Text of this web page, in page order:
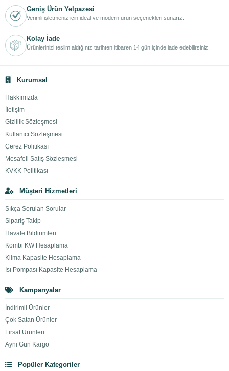
Geniş Ürün Yelpazesi
Verimli işletmeniz için ideal ve modern ürün seçenekleri sunarız.
Kolay İade
Ürünlerinizi teslim aldığınız tarihten itibaren 14 gün içinde iade edebilirsiniz.
Kurumsal
Hakkımızda
İletişim
Gizlilik Sözleşmesi
Kullanıcı Sözleşmesi
Çerez Politikası
Mesafeli Satış Sözleşmesi
KVKK Politikası
Müşteri Hizmetleri
Sıkça Sorulan Sorular
Sipariş Takip
Havale Bildirimleri
Kombi KW Hesaplama
Klima Kapasite Hesaplama
Isı Pompası Kapasite Hesaplama
Kampanyalar
İndirimli Ürünler
Çok Satan Ürünler
Fırsat Ürünleri
Aynı Gün Kargo
Popüler Kategoriler